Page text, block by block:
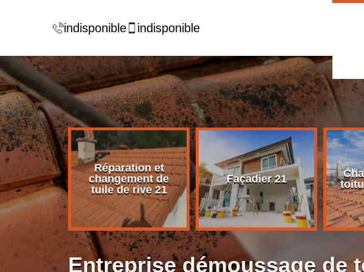
indisponible indisponible
de
21
Réparation et
changement de
tuile de rive 21
Façadier 21
Entreprise démoussage de